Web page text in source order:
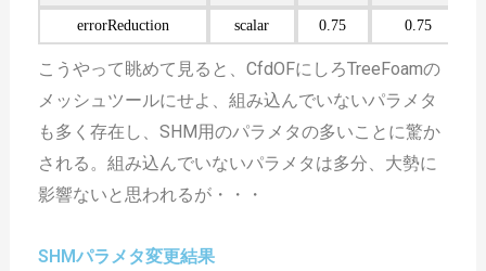
errorReduction scalar 0.75 0.75
こうやって眺めて見ると、CfdOFにしろTreeFoamの
メッシュツールにせよ、組み込んでいないパラメタ
も多く存在し、SHM用のパラメタの多いことに驚か
される。組み込んでいないパラメタは多分、大勢に
影響ないと思われるが・・・
SHMパラメタ変更結果